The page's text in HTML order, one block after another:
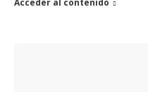
Acceder al contenido